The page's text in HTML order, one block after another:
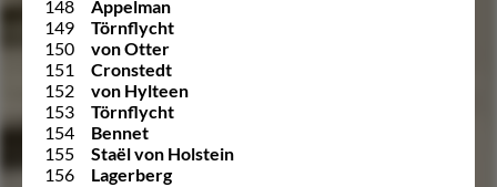
148
Appelman
149
Törnflycht
150
von Otter
151
Cronstedt
152
von Hylteen
153
Törnflycht
154
Bennet
155
Staël von Holstein
156
Lagerberg